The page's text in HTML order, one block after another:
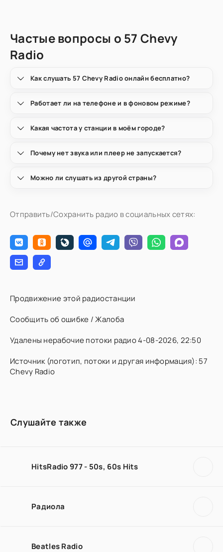
Частые вопросы о 57 Chevy
Radio
Как слушать 57 Chevy Radio онлайн бесплатно?
Работает ли на телефоне и в фоновом режиме?
Какая частота у станции в моём городе?
Почему нет звука или плеер не запускается?
Можно ли слушать из другой страны?
Отправить/Сохранить радио в социальных сетях:
Продвижение этой радиостанции
Сообщить об ошибке / Жалоба
Удалены нерабочие потоки радио 4-08-2026, 22:50
Источник (логотип, потоки и другая информация): 57
Chevy Radio
Слушайте также
HitsRadio 977 - 50s, 60s Hits
Радиола
Beatles Radio